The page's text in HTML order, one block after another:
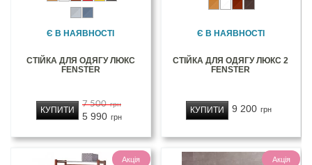
Є В НАЯВНОСТІ
СТІЙКА ДЛЯ ОДЯГУ ЛЮКС
FENSTER
7 500 грн
5 990 грн
КУПИТИ
Є В НАЯВНОСТІ
СТІЙКА ДЛЯ ОДЯГУ ЛЮКС 2
FENSTER
9 200 грн
КУПИТИ
Акція Акція